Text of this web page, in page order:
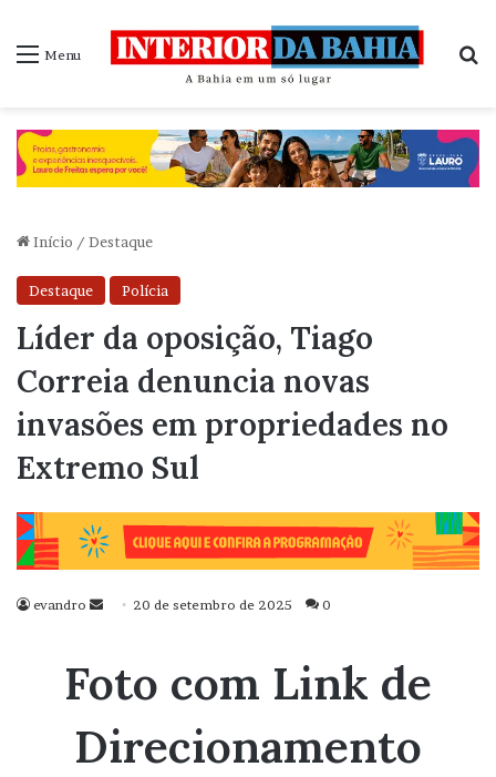
Menu
Início / Destaque
Destaque Polícia
Líder da oposição, Tiago
Correia denuncia novas
invasões em propriedades no
Extremo Sul
evandro
Mande
mail
20 de setembro de 2025 0
Foto com Link de
Direcionamento